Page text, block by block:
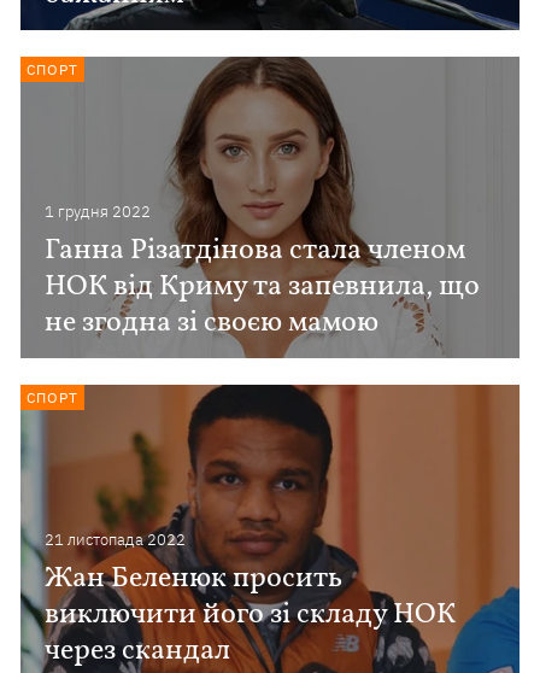
1 грудня 2022
Ганна Різатдінова стала членом
НОК від Криму та запевнила, що
не згодна зі своєю мамою
СПОРТ
21 листопада 2022
Жан Беленюк просить
виключити його зі складу НОК
через скандал
СПОРТ